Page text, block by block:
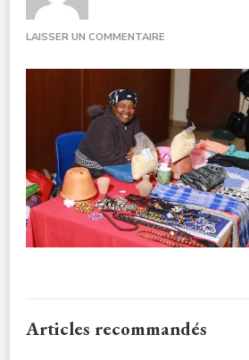
LAISSER UN COMMENTAIRE
CULTURE-
Articles recommandés